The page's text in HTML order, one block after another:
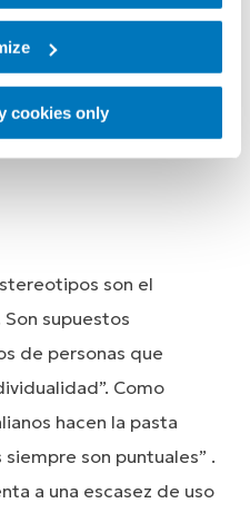
cookies only
son el
supuestos
de personas que
Como
hacen la pasta
son puntuales” .
a una escasez de uso